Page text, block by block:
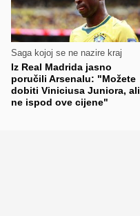
Saga kojoj se ne nazire kraj
Iz Real Madrida jasno
poručili Arsenalu: "Možete
dobiti Viniciusa Juniora, ali
ne ispod ove cijene"